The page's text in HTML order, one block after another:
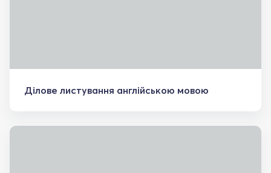
Ділове листування англійською мовою